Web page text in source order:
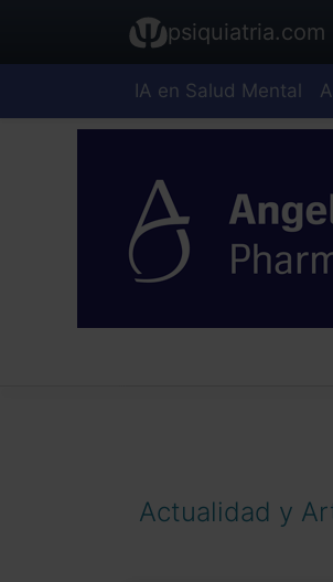
psiquiatria.com
IA en Salud Mental
Actualidad y